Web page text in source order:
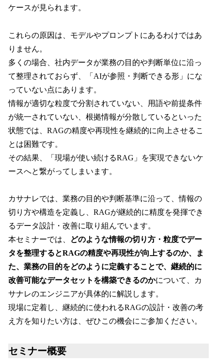
ケースが見られます。
これらの原因は、モデルやプロンプトにあるわけではあ
りません。
多くの場合、社内データが業務の目的や判断単位に沿っ
て整理されておらず、「AIが参照・判断できる形」にな
っていない点にあります。
情報が適切な粒度で分割されていない、用語や前提条件
が統一されていない、根拠情報が分散しているといった
状態では、RAGの精度や再現性を継続的に向上させるこ
とは困難です。
その結果、「現場が使い続けるRAG」を実現できないケ
ースへと繋がってしまいます。
カサナレでは、業務の目的や判断基準に沿って、情報の
切り方や構造を定義し、RAGが継続的に精度を発揮でき
るデータ設計・改善に取り組んでいます。
本セミナーでは、
どのような情報の切り方・粒度でデー
タを整理するとRAGの精度や再現性が向上するのか、ま
た、業務の目的をどのように定義することで、継続的に
改善可能なデータセットを構築できるのかについて、カ
サナレのエンジニアが具体的に解説します。
現場に定着し、継続的に使われるRAGの設計・改善の考
え方を知りたい方は、ぜひこの機会にご参加ください。
セミナー概要